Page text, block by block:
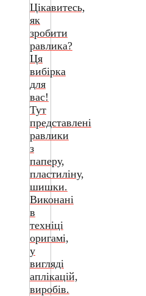
Цікавитесь,
як
зробити
равлика?
Ця
вибірка
для
вас!
Тут
представлені
равлики
з
паперу,
пластиліну,
шишки.
Виконані
в
техніці
оригамі,
у
вигляді
аплікацій,
виробів.